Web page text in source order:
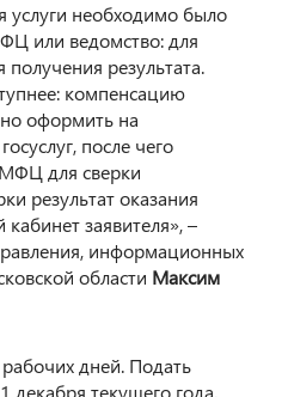
услуги необходимо было
или ведомство: для
результата.
компенсацию
оформить на
после чего
для сверки
результат оказания
заявителя», –
информационных
области Максим
дней. Подать
декабря текущего года.